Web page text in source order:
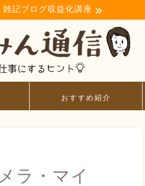
雑記ブログ収益化講座
おすすめ紹介
ラ・マイ